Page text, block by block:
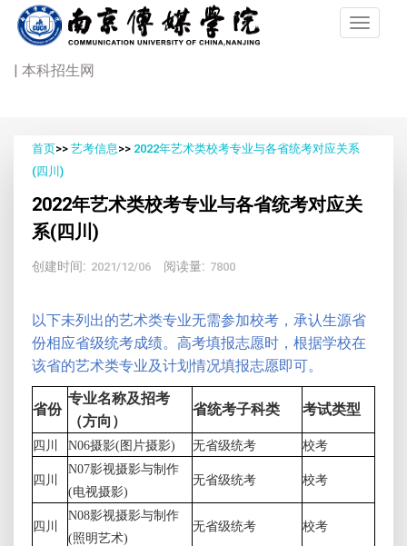
| 本科招生网
首页>> 艺考信息>> 2022年艺术类校考专业与各省统考对应关系
(四川)
2022年艺术类校考专业与各省统考对应关
系(四川)
创建时间: 2021/12/06 阅读量: 7800
以下未列出的艺术类专业无需参加校考，承认生源省
份相应省级统考成绩。高考填报志愿时，根据学校在
该省的艺术类专业及计划情况填报志愿即可。
省份
专业名称及招考
（方向）
省统考子科类 考试类型
四川 N06摄影(图片摄影) 无省级统考 校考
四川
N07影视摄影与制作
(电视摄影)
无省级统考 校考
四川
N08影视摄影与制作
(照明艺术)
无省级统考 校考